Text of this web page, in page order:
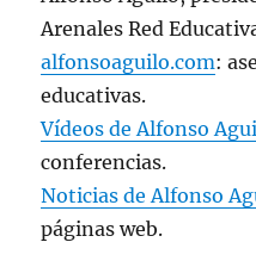
Arenales Red
alfonsoaguilo.com:
educativas.
Vídeos de Alfonso
conferencias.
Noticias de Alfonso
páginas web.